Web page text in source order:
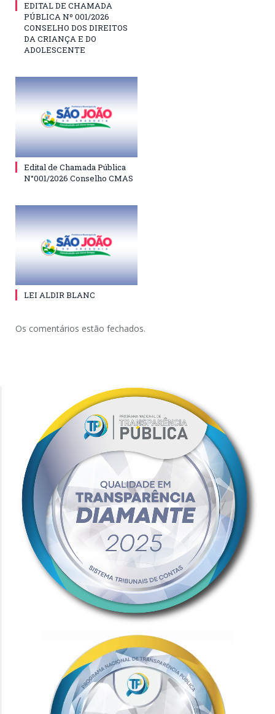
EDITAL DE CHAMADA
PÚBLICA Nº 001/2026
CONSELHO DOS DIREITOS
DA CRIANÇA E DO
ADOLESCENTE
Edital de Chamada Pública
N°001/2026 Conselho CMAS
LEI ALDIR BLANC
Os comentários estão fechados.